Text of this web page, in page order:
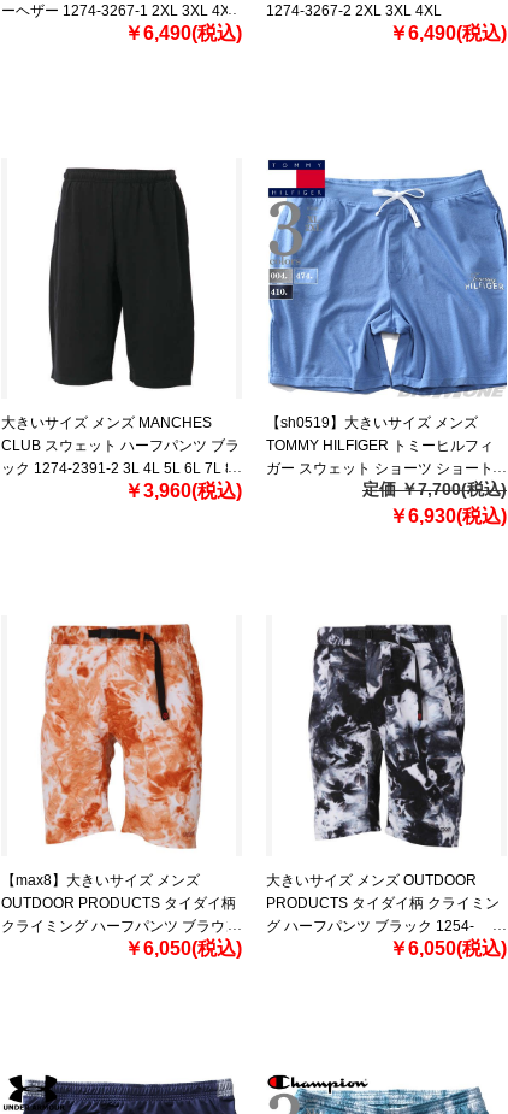
ーヘザー 1274-3267-1 2XL 3XL 4XL
￥6,490(税込)
1274-3267-2 2XL 3XL 4XL
￥6,490(税込)
大きいサイズ メンズ MANCHES
CLUB スウェット ハーフパンツ ブラ
ック 1274-2391-2 3L 4L 5L 6L 7L 8L
￥3,960(税込)
【sh0519】大きいサイズ メンズ
TOMMY HILFIGER トミーヒルフィ
ガー スウェット ショーツ ショート
パンツ ハーフパンツ USA直輸入
定価 ￥7,700(税込)
￥6,930(税込)
【max8】大きいサイズ メンズ
OUTDOOR PRODUCTS タイダイ柄
クライミング ハーフパンツ ブラウン
1254-2233-1 3L 4L 5L 6L 7L 8L
￥6,050(税込)
大きいサイズ メンズ OUTDOOR
PRODUCTS タイダイ柄 クライミン
グ ハーフパンツ ブラック 1254-
2233-2 3L 4L 5L 6L 7L 8L￥6,050(税込)